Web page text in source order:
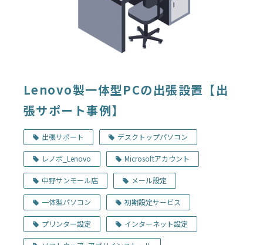
Lenovo製一体型PCの出張設置【出
張サポート事例】
出張サポート デスクトップパソコン
レノボ_Lenovo Microsoftアカウント
中野サンモール店 メール設定
一体型パソコン 初期設定サービス
プリンター設定 インターネット設定